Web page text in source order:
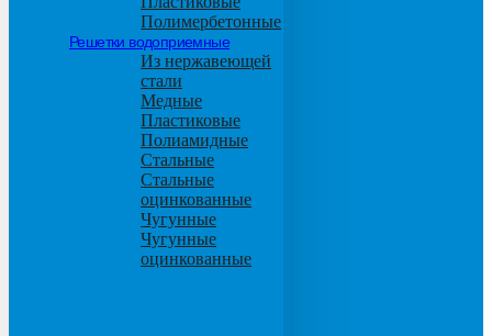
Полимербетонные
Решетки водоприемные
Из нержавеющей
стали
Медные
Пластиковые
Полиамидные
Стальные
Стальные
оцинкованные
Чугунные
Чугунные
оцинкованные